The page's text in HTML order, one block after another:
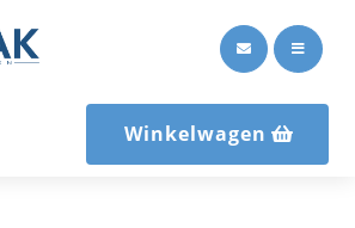
 
Winkelwagen